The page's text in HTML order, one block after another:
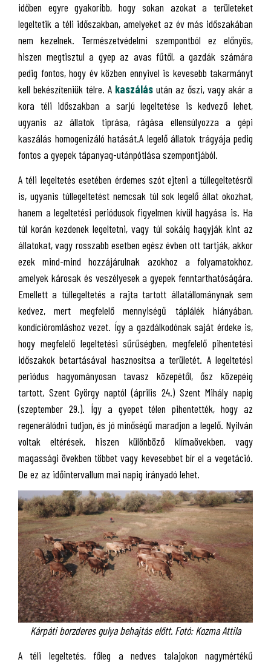
időben egyre gyakoribb, hogy sokan azokat a területeket
legeltetik a téli időszakban, amelyeket az év más időszakában
nem kezelnek. Természetvédelmi szempontból ez előnyös,
hiszen megtisztul a gyep az avas fűtől, a gazdák számára
pedig fontos, hogy év közben ennyivel is kevesebb takarmányt
kell bekészíteniük télre. A kaszálás után az őszi, vagy akár a
kora téli időszakban a sarjú legeltetése is kedvező lehet,
ugyanis az állatok tiprása, rágása ellensúlyozza a gépi
kaszálás homogenizáló hatását.A legelő állatok trágyája pedig
fontos a gyepek tápanyag-utánpótlása szempontjából.
A téli legeltetés esetében érdemes szót ejteni a túllegeltetésről
is, ugyanis túllegeltetést nemcsak túl sok legelő állat okozhat,
hanem a legeltetési periódusok figyelmen kívül hagyása is. Ha
túl korán kezdenek legeltetni, vagy túl sokáig hagyják kint az
állatokat, vagy rosszabb esetben egész évben ott tartják, akkor
ezek mind-mind hozzájárulnak azokhoz a folyamatokhoz,
amelyek károsak és veszélyesek a gyepek fenntarthatóságára.
Emellett a túllegeltetés a rajta tartott állatállománynak sem
kedvez, mert megfelelő mennyiségű táplálék hiányában,
kondícióromláshoz vezet. Így a gazdálkodónak saját érdeke is,
hogy megfelelő legeltetési sűrűségben, megfelelő pihentetési
időszakok betartásával hasznosítsa a területét. A legeltetési
periódus hagyományosan tavasz közepétől, ősz közepéig
tartott, Szent György naptól (április 24.) Szent Mihály napig
(szeptember 29.). Így a gyepet télen pihentették, hogy az
regenerálódni tudjon, és jó minőségű maradjon a legelő. Nyilván
voltak eltérések, hiszen különböző klímaövekben, vagy
magassági övekben többet vagy kevesebbet bír el a vegetáció.
De ez az időintervallum mai napig irányadó lehet.
Kárpáti borzderes gulya behajtás előtt. Fotó: Kozma Attila
A téli legeltetés, főleg a nedves talajokon nagymértékű